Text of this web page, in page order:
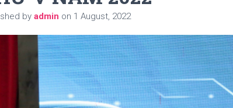
byadmin on 1 August, 2022